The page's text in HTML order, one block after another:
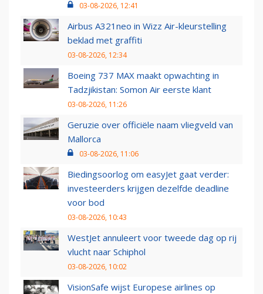
03-08-2026, 12:41
Airbus A321neo in Wizz Air-kleurstelling
beklad met graffiti
03-08-2026, 12:34
Boeing 737 MAX maakt opwachting in
Tadzjikistan: Somon Air eerste klant
03-08-2026, 11:26
Geruzie over officiële naam vliegveld van
Mallorca
03-08-2026, 11:06
Biedingsoorlog om easyJet gaat verder:
investeerders krijgen dezelfde deadline
voor bod
03-08-2026, 10:43
WestJet annuleert voor tweede dag op rij
vlucht naar Schiphol
03-08-2026, 10:02
VisionSafe wijst Europese airlines op